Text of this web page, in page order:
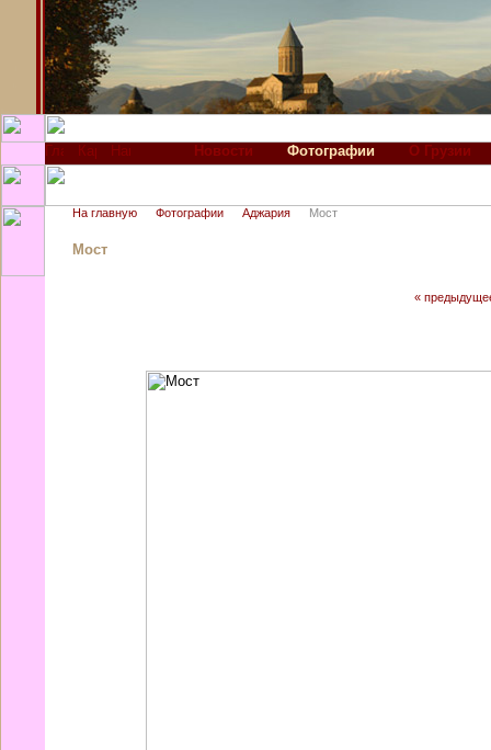
Новости Фотографии О Грузии
На главную Фотографии Аджария Мост
Мост
«